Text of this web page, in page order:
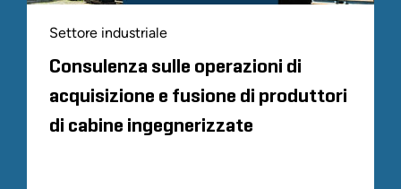
Settore industriale
Consulenza sulle operazioni di
acquisizione e fusione di produttori
di cabine ingegnerizzate